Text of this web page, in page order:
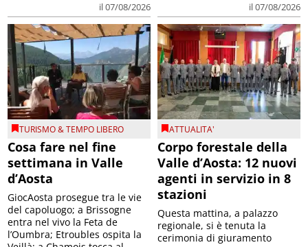
il 07/08/2026 il 07/08/2026
TURISMO & TEMPO LIBERO
Cosa fare nel fine
settimana in Valle
d’Aosta
GiocAosta prosegue tra le vie
del capoluogo; a Brissogne
entra nel vivo la Feta de
l’Oumbra; Etroubles ospita la
ATTUALITA'
Corpo forestale della
Valle d’Aosta: 12 nuovi
agenti in servizio in 8
stazioni
Questa mattina, a palazzo
regionale, si è tenuta la
cerimonia di giuramento